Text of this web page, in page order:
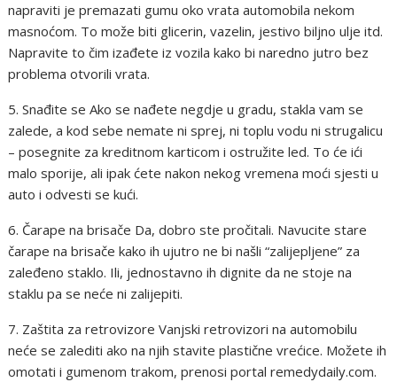
napraviti je premazati gumu oko vrata automobila nekom
masnoćom. To može biti glicerin, vazelin, jestivo biljno ulje itd.
Napravite to čim izađete iz vozila kako bi naredno jutro bez
problema otvorili vrata.
5. Snađite se Ako se nađete negdje u gradu, stakla vam se
zalede, a kod sebe nemate ni sprej, ni toplu vodu ni strugalicu
– posegnite za kreditnom karticom i ostružite led. To će ići
malo sporije, ali ipak ćete nakon nekog vremena moći sjesti u
auto i odvesti se kući.
6. Čarape na brisače Da, dobro ste pročitali. Navucite stare
čarape na brisače kako ih ujutro ne bi našli “zalijepljene” za
zaleđeno staklo. Ili, jednostavno ih dignite da ne stoje na
staklu pa se neće ni zalijepiti.
7. Zaštita za retrovizore Vanjski retrovizori na automobilu
neće se zalediti ako na njih stavite plastične vrećice. Možete ih
omotati i gumenom trakom, prenosi portal remedydaily.com.